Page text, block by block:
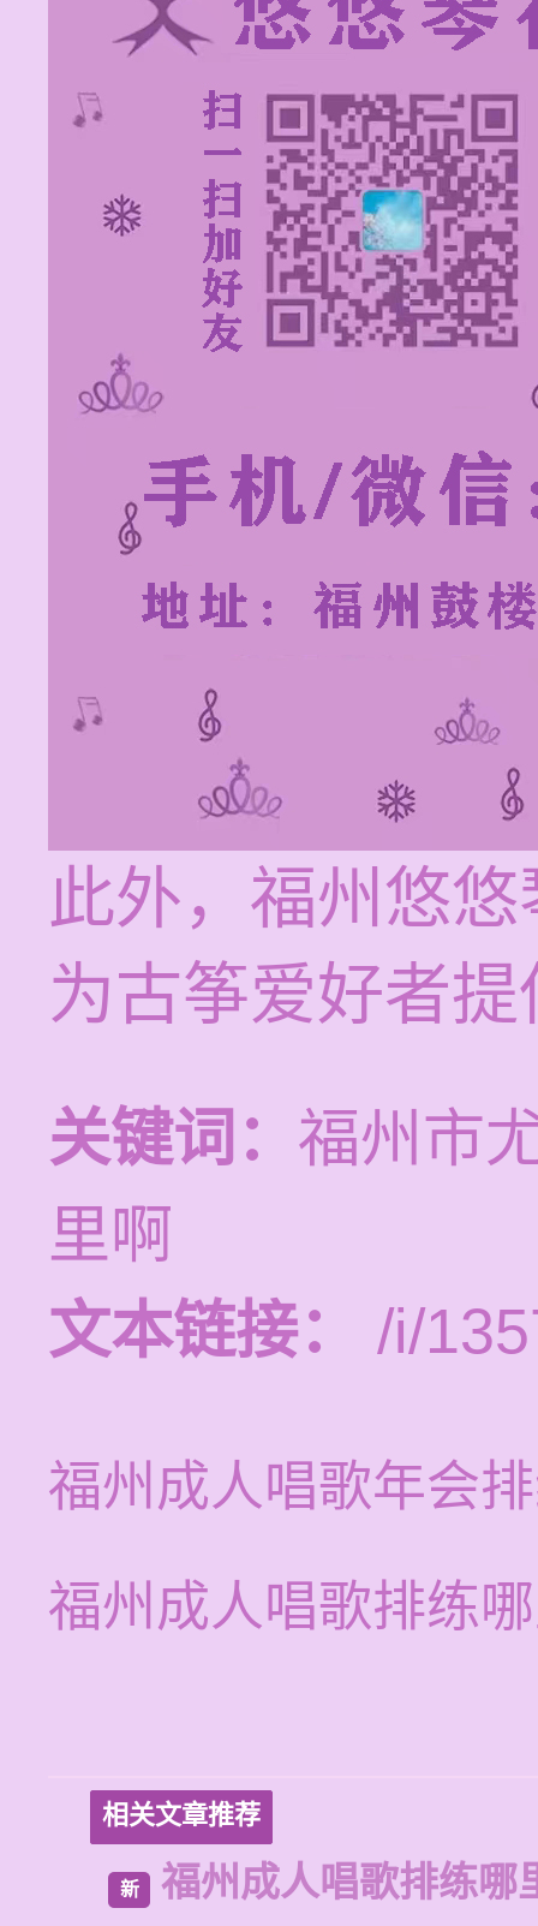
此外，福州悠
为古筝爱好者
关键词： 福州市
里啊
文本链接：
/i/
福州成人唱歌年会
福州成人唱歌排练
相关文章推荐
新 福州成人唱歌排练哪